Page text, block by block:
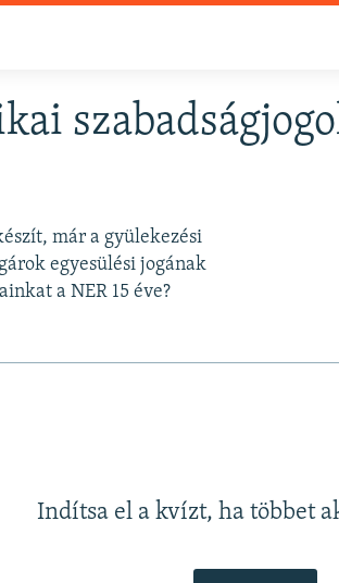
már a gyülekezési
egyesülési jogának
a NER 15 éve?
Indítsa el a kvízt, ha többet